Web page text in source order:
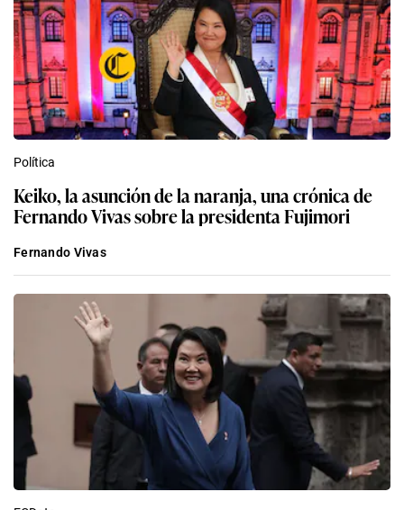
Política
Keiko, la asunción de la naranja, una crónica de
Fernando Vivas sobre la presidenta Fujimori
Fernando Vivas